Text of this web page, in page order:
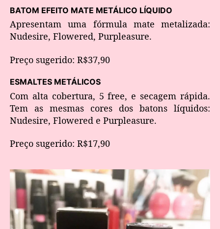
BATOM EFEITO MATE METÁLICO LÍQUIDO
Apresentam uma fórmula mate metalizada:
Nudesire, Flowered, Purpleasure.
Preço sugerido: R$37,90
ESMALTES METÁLICOS
Com alta cobertura, 5 free, e secagem rápida.
Tem as mesmas cores dos batons líquidos:
Nudesire, Flowered e Purpleasure.
Preço sugerido: R$17,90